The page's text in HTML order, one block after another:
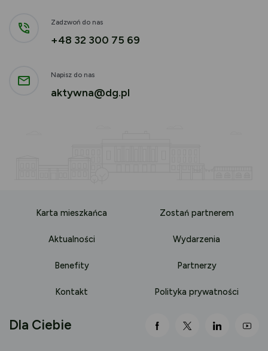
Zadzwoń do nas
+48 32 300 75 69
Napisz do nas
aktywna@dg.pl
Karta mieszkańca Zostań partnerem
Aktualności Wydarzenia
Benefity Partnerzy
Kontakt Polityka prywatności
link otwiera się nowej
link otwiera się
link
Dla Ciebie